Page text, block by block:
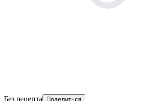
Без рецепта Поделиться